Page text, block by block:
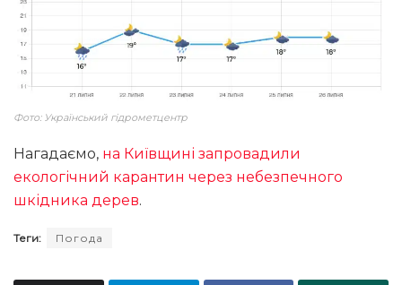
Фото: Український гідрометцентр
Нагадаємо, на Київщині запровадили
екологічний карантин через небезпечного
шкідника дерев.
Теги: Погода